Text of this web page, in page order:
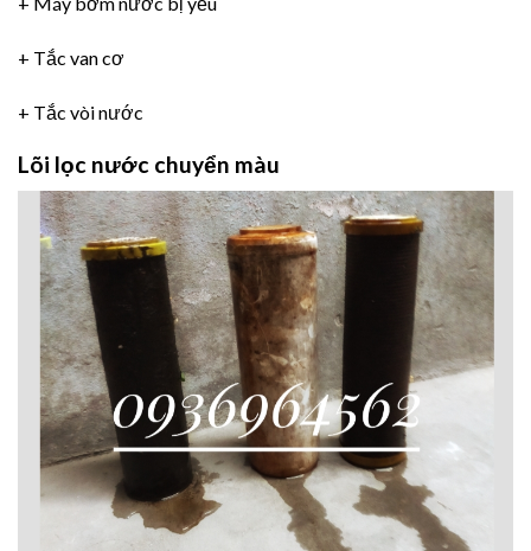
+ Tắc van cơ
+ Tắc vòi nước
Lõi lọc nước chuyển màu